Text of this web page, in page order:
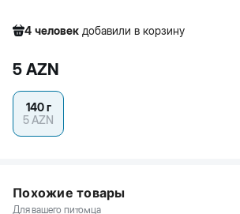
4 человек добавили в корзину
1 человек
5 AZN
140 г
5AZN
Похожие товары
Для вашего питомца